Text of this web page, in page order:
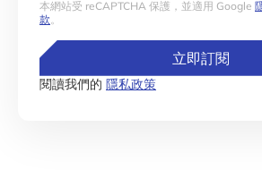
本網站受 reCAPTCHA 保護，並適用 Google
款
立即訂閱
閱讀我們的 隱私政策